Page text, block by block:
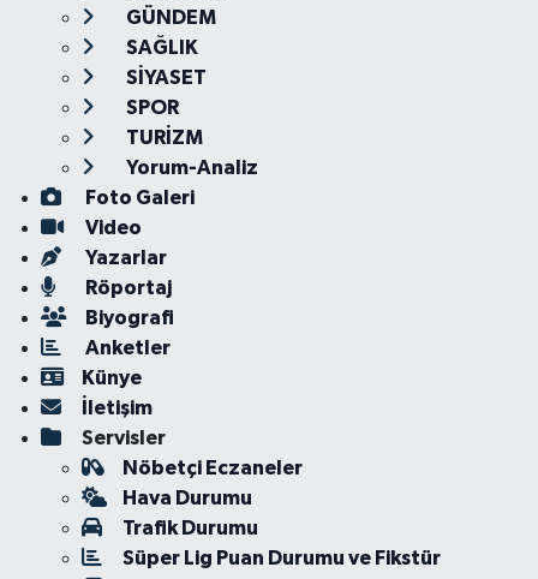
GÜNDEM
SAĞLIK
SİYASET
SPOR
TURİZM
Yorum-Analiz
Foto Galeri
Video
Yazarlar
Röportaj
Biyografi
Anketler
Künye
İletişim
Servisler
Nöbetçi Eczaneler
Hava Durumu
Trafik Durumu
Süper Lig Puan Durumu ve Fikstür